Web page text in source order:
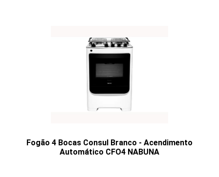
Fogão 4 Bocas Consul Branco - Acendimento
Automático CFO4 NABUNA